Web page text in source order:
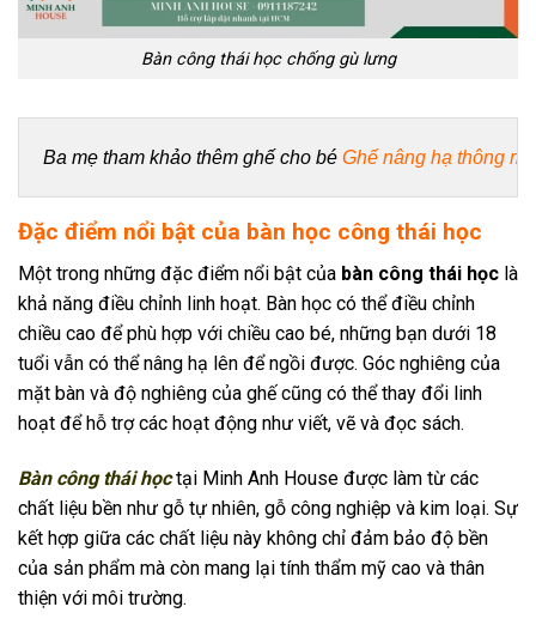
Bàn công thái học chống gù lưng
Ba mẹ tham khảo thêm ghế cho bé Ghế nâng hạ thông
Đặc điểm nổi bật của bàn học công thái học
Một trong những đặc điểm nổi bật của bàn công thái học là
khả năng điều chỉnh linh hoạt. Bàn học có thể điều chỉnh
chiều cao để phù hợp với chiều cao bé, những bạn dưới 18
tuổi vẫn có thể nâng hạ lên để ngồi được. Góc nghiêng của
mặt bàn và độ nghiêng của ghế cũng có thể thay đổi linh
hoạt để hỗ trợ các hoạt động như viết, vẽ và đọc sách.
Bàn công thái họctại Minh Anh House được làm từ các
chất liệu bền như gỗ tự nhiên, gỗ công nghiệp và kim loại. Sự
kết hợp giữa các chất liệu này không chỉ đảm bảo độ bền
của sản phẩm mà còn mang lại tính thẩm mỹ cao và thân
thiện với môi trường.